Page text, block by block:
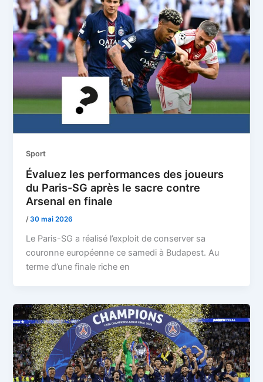
Sport
Évaluez les performances des joueurs
du Paris-SG après le sacre contre
Arsenal en finale
/30 mai 2026
Le Paris-SG a réalisé l’exploit de conserver sa
couronne européenne ce samedi à Budapest. Au
terme d’une finale riche en